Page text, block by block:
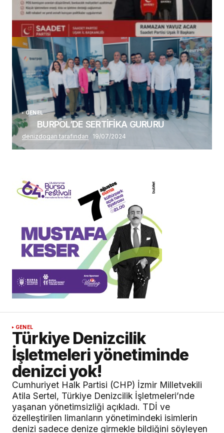
(başlıksız)
Alaattin Karahan tarafından 14/07/2026
GENEL
BURPOL’DE SERTİFİKA GURURU
denizdogan tarafından 19/07/2024
GENEL
Türkiye Denizcilik
İşletmeleri yönetiminde
denizci yok!
Cumhuriyet Halk Partisi (CHP) İzmir Milletvekili
Atila Sertel, Türkiye Denizcilik İşletmeleri’nde
yaşanan yönetimsizliği açıkladı. TDİ ve
özelleştirilen limanların yönetimindeki isimlerin
denizi sadece denize girmekle bildiğini söyleyen